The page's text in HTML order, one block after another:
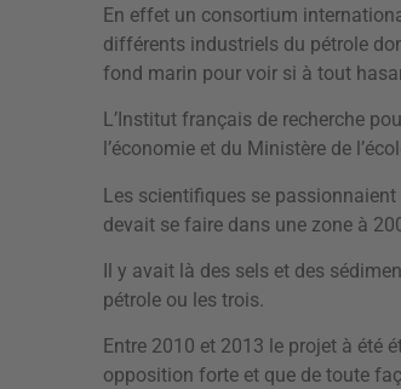
En effet un consortium
différents industriels du pétrole
fond marin pour voir si à tout
L’Institut français de recherche
l’économie et du Ministère de
Les scientifiques se
devait se faire dans une zone à
Il y avait là des sels et des
pétrole ou les trois.
Entre 2010 et 2013 le projet à été
opposition forte et que de toute